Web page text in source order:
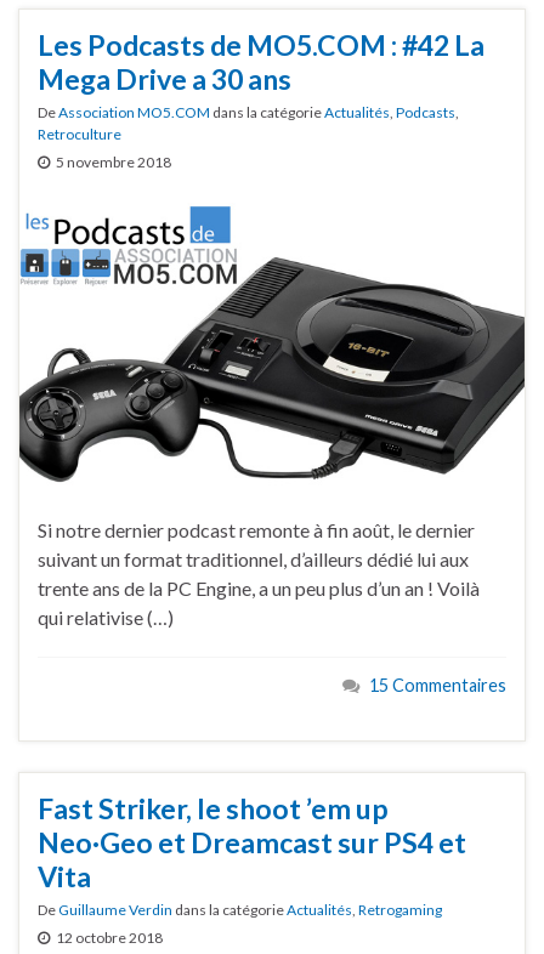
Les Podcasts de MO5.COM : #42 La
Mega Drive a 30 ans
DeAssociation MO5.COM dans la catégorieActualités Podcasts
Retroculture
5 novembre 2018
Si notre dernier podcast remonte à fin août, le dernier
suivant un format traditionnel, d’ailleurs dédié lui aux
trente ans de la PC Engine, a un peu plus d’un an ! Voilà
qui relativise (…)
15 Commentaires
Fast Striker, le shoot ’em up
Neo·Geo et Dreamcast sur PS4 et
Vita
DeGuillaume Verdin dans la catégorieActualités Retrogaming
12 octobre 2018